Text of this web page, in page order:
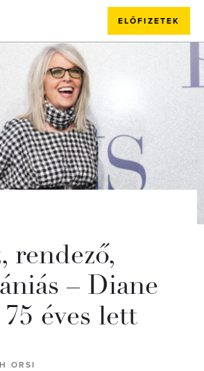
ELŐFIZETEK
rendező,
– Diane
éves lett
ORSI